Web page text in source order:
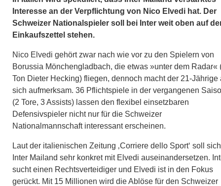
Interesse an der Verpflichtung von Nico Elvedi hat. Der
Schweizer Nationalspieler soll bei Inter weit oben auf
Einkaufszettel stehen.
Nico Elvedi gehört zwar nach wie vor zu den Spielern von
Borussia Mönchengladbach, die etwas »unter dem Radar«
Ton Dieter Hecking) fliegen, dennoch macht der 21-Jährige
sich aufmerksam. 36 Pflichtspiele in der vergangenen
(2 Tore, 3 Assists) lassen den flexibel einsetzbaren
Defensivspieler nicht nur für die Schweizer
Nationalmannschaft interessant erscheinen.
Laut der italienischen Zeitung ‚Corriere dello Sport‘ soll sich
Inter Mailand sehr konkret mit Elvedi auseinandersetzen.
sucht einen Rechtsverteidiger und Elvedi ist in den Fokus
gerückt. Mit 15 Millionen wird die Ablöse für den Schweizer